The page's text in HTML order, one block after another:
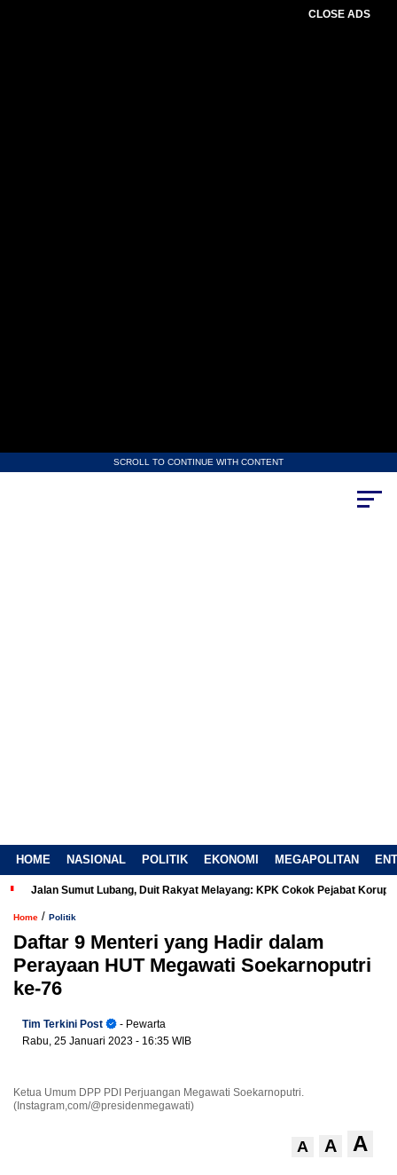
CLOSE ADS
SCROLL TO CONTINUE WITH CONTENT
HOME NASIONAL POLITIK EKONOMI MEGAPOLITAN
Jalan Sumut Lubang, Duit Rakyat Melayang: KPK Cokok Pejabat Korup
Home / Politik
Daftar 9 Menteri yang Hadir dalam
Perayaan HUT Megawati Soekarnoputri
ke-76
Tim Terkini Post
- Pewarta
Rabu, 25 Januari 2023 - 16:35 WIB
Ketua Umum DPP PDI Perjuangan Megawati Soekarnoputri.
(Instagram,com/@presidenmegawati)
A A A